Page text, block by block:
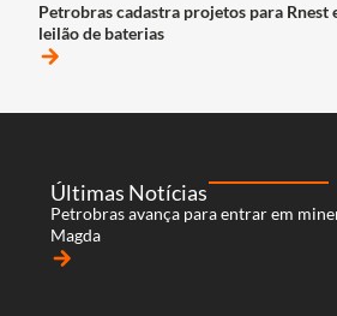
Petrobras cadastra projetos para Rnest
leilão de baterias
arrow_forward
Últimas Notícias
Petrobras avança para entrar em
Magda
arrow_forward